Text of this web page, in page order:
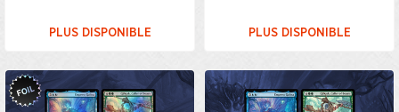
PLUS DISPONIBLE PLUS DISPONIBLE